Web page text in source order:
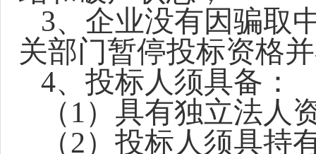
3、企业没有因骗取
关部门暂停投标资格
4、投标人须具备：
（1）具有独立法人
（2）投标人须具持